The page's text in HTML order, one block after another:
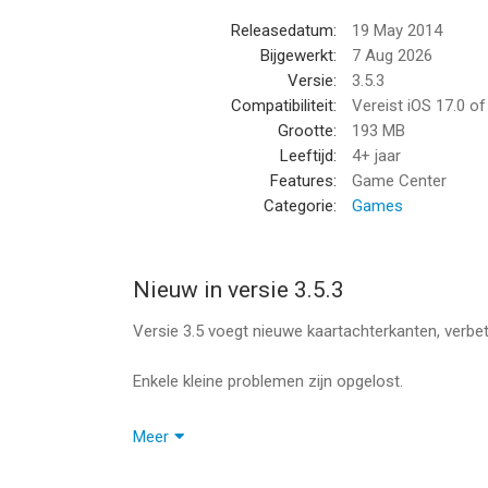
actief — Memo wordt zelfs gebruikt bij cognitieve
één keer betalen, voor altijd spelen.
Geheugenspel • Premium van Clement Marty is
hoger, geschikt bevonden voor gebruikers met
Informatie voor Geheugenspel • Premiumis het
Releasedatum:
19 May 2014
Bijgewerkt:
7 Aug 2026
Versie:
3.5.3
Compatibiliteit:
Vereist iOS 17.0
Grootte:
193 MB
Leeftijd:
4+ jaar
Features:
Game Center
Categorie:
Games
Nieuw in versie 3.5.3
Versie 3.5 voegt nieuwe kaartachterkanten,
Enkele kleine problemen zijn opgelost.
Deze update lost enkele zeldzame crashes op
Meer